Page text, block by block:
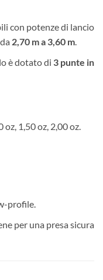
con potenze di lancio
2,70 m a 3,60 m.
è dotato di 3 punte in
1,50 oz, 2,00 oz.
profile.
per una presa sicura